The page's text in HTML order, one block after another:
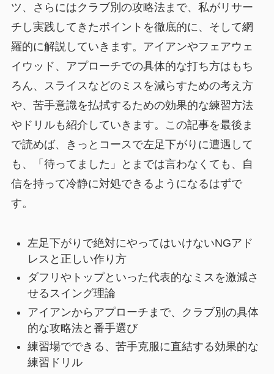
ツ、さらにはクラブ別の攻略法まで、私がリサー
チし実践してきたポイントを徹底的に、そして網
羅的に解説していきます。アイアンやフェアウェ
イウッド、アプローチでの具体的な打ち方はもち
ろん、スライスなどのミスを減らすための考え方
や、苦手意識を払拭するための効果的な練習方法
やドリルも紹介していきます。この記事を最後ま
で読めば、きっとコースで左足下がりに遭遇して
も、「待ってました」とまでは言わなくても、自
信を持って冷静に対処できるようになるはずで
す。
左足下がりで絶対にやってはいけないNGアド
レスと正しい作り方
ダフリやトップといった代表的なミスを激減さ
せるスイング理論
アイアンからアプローチまで、クラブ別の具体
的な攻略法と番手選び
練習場でできる、苦手克服に直結する効果的な
練習ドリル